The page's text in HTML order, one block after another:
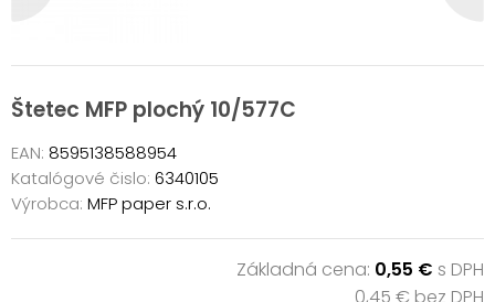
Štetec MFP plochý 10/577C
EAN: 8595138588954
Katalógové čislo: 6340105
Výrobca: MFP paper s.r.o.
Základná cena: 0,55 € s DPH
0,45 € bez DPH